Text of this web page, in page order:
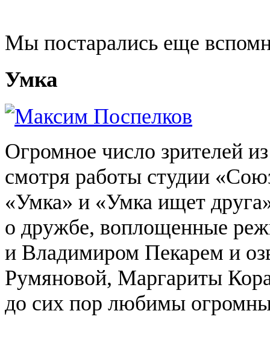
Мы постарались еще
Умка
Огромное число зрителей
смотря работы студии «
«Умка» и «Умка ищет
о дружбе, воплощенные
и Владимиром Пекарем и
Румяновой, Маргариты
до сих пор любимы